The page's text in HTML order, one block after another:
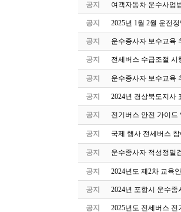
공지 여객자동차 운수사업
공지 2025년 1월 2월 운전
공지 운수종사자 보수교육
공지 전세버스 수급조절 시
공지 운수종사자 보수교육
공지 2024년 경상북도지사
공지 전기버스 안전 가이드
공지 국제 행사 전세버스
공지 운수종사자 적성정밀
공지 2024년도 제2차 교육
공지 2024년 포항시 운수
공지 2025년도 전세버스